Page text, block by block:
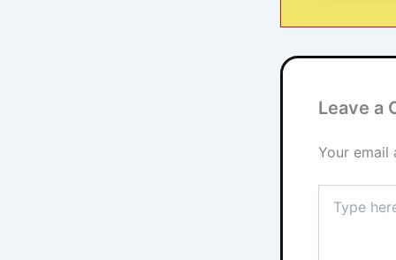
Leave a
Your email
here..